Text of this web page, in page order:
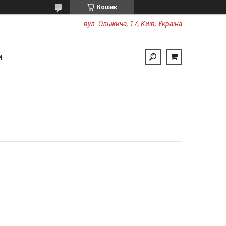
Кошик
вул. Ольжича, 17, Київ, Україна